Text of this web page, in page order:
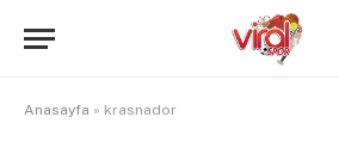
Anasayfa » krasnador